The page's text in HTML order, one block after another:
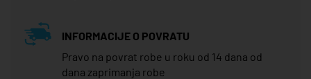
INFORMACIJE O POVRATU
Pravo na povrat robe u roku od 14 dana od
dana zaprimanja robe